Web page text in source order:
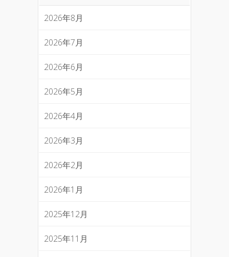
2026年8月
2026年7月
2026年6月
2026年5月
2026年4月
2026年3月
2026年2月
2026年1月
2025年12月
2025年11月